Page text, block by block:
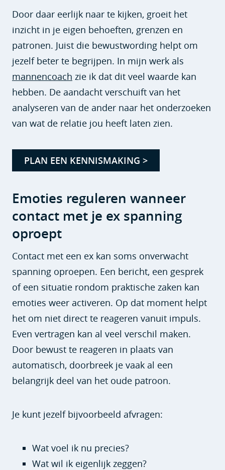
Door daar eerlijk naar te kijken, groeit het
inzicht in je eigen behoeften, grenzen en
patronen. Juist die bewustwording helpt om
jezelf beter te begrijpen. In mijn werk als
mannencoach zie ik dat dit veel waarde kan
hebben. De aandacht verschuift van het
analyseren van de ander naar het onderzoeken
van wat de relatie jou heeft laten zien.
PLAN EEN KENNISMAKING >
Emoties reguleren wanneer
contact met je ex spanning
oproept
Contact met een ex kan soms onverwacht
spanning oproepen. Een bericht, een gesprek
of een situatie rondom praktische zaken kan
emoties weer activeren. Op dat moment helpt
het om niet direct te reageren vanuit impuls.
Even vertragen kan al veel verschil maken.
Door bewust te reageren in plaats van
automatisch, doorbreek je vaak al een
belangrijk deel van het oude patroon.
Je kunt jezelf bijvoorbeeld afvragen:
Wat voel ik nu precies?
Wat wil ik eigenlijk zeggen?